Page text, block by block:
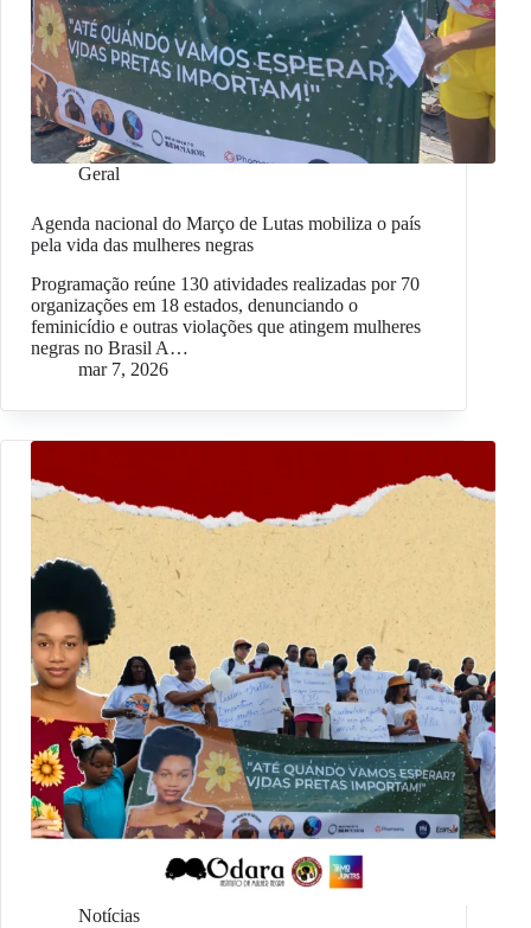
Geral
Agenda nacional do Março de Lutas mobiliza o país
pela vida das mulheres negras
Programação reúne 130 atividades realizadas por 70
organizações em 18 estados, denunciando o
feminicídio e outras violações que atingem mulheres
negras no Brasil A…
mar 7, 2026
Notícias